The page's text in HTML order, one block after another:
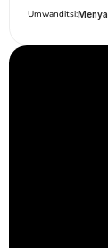
Umwanditsi:Menya